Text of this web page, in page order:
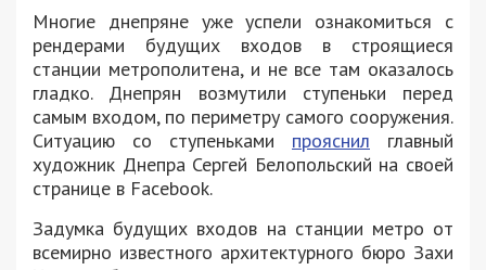
Многие днепряне уже успели ознакомиться с
рендерами будущих входов в строящиеся
станции метрополитена, и не все там оказалось
гладко. Днепрян возмутили ступеньки перед
самым входом, по периметру самого сооружения.
Ситуацию со ступеньками прояснил главный
художник Днепра Сергей Белопольский на своей
странице в Facebook.
Задумка будущих входов на станции метро от
всемирно известного архитектурного бюро Захи